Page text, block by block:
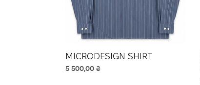
Швидкий перегляд
MICRODESIGN SHIRT
Ціна
5 500,00 ₴